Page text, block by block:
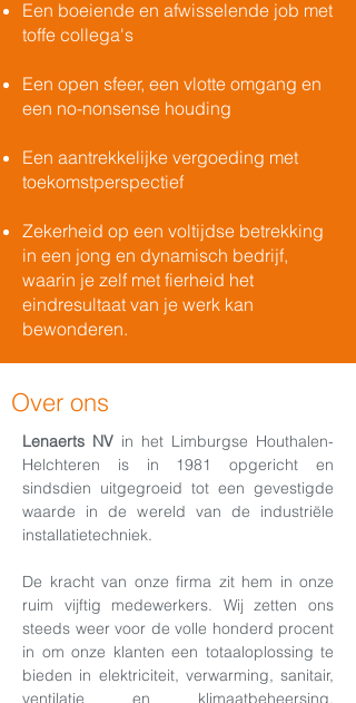
Een boeiende en afwisselende job met
toffe collega's
Een open sfeer, een vlotte omgang en
een no-nonsense houding
Een aantrekkelijke vergoeding met
toekomstperspectief
Zekerheid op een voltijdse betrekking
in een jong en dynamisch bedrijf,
waarin je zelf met fierheid het
eindresultaat van je werk kan
bewonderen.
Over ons
Lenaerts NV in het Limburgse Houthalen-
Helchteren is in 1981 opgericht en
sindsdien uitgegroeid tot een gevestigde
waarde in de wereld van de industriële
installatietechniek.
De kracht van onze firma zit hem in onze
ruim vijftig medewerkers. Wij zetten ons
steeds weer voor de volle honderd procent
in om onze klanten een totaaloplossing te
bieden in elektriciteit, verwarming, sanitair,
ventilatie en klimaatbeheersing,